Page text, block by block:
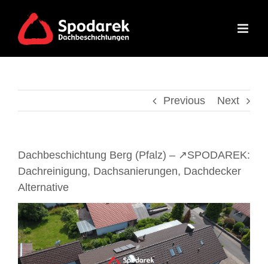
content
Previous Next
Dachbeschichtung Berg (Pfalz) – ↗️SPODAREK:
Dachreinigung, Dachsanierungen, Dachdecker
Alternative